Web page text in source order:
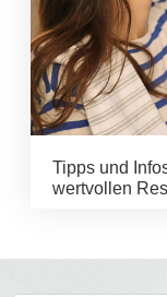
Tipps und
wertvollen